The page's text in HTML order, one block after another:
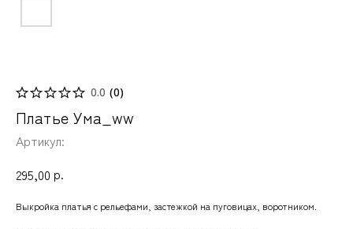
0.0 (0)
Платье Ума_ww
Артикул:
295,00 р.
Выкройка платья с рельефами, застежкой на пуговицах, воротником.